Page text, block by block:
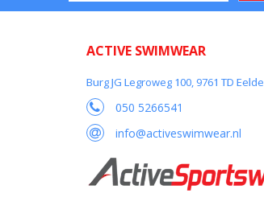
ACTIVE SWIMWEAR
Burg JG Legroweg 100, 9761 TD Eelde
050 5266541
info@activeswimwear.nl